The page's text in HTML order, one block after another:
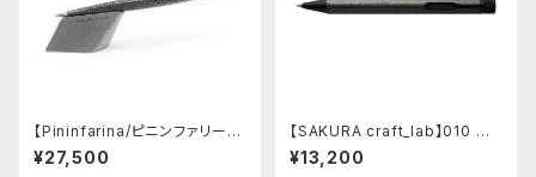
【Pininfarina/ピニンファリー
ナ】Speedform (チタン)
¥27,500
【SAKURA craft_lab】010 ゲ
ルインキボールペン (ハンマート
ーン チャコール)
¥13,200